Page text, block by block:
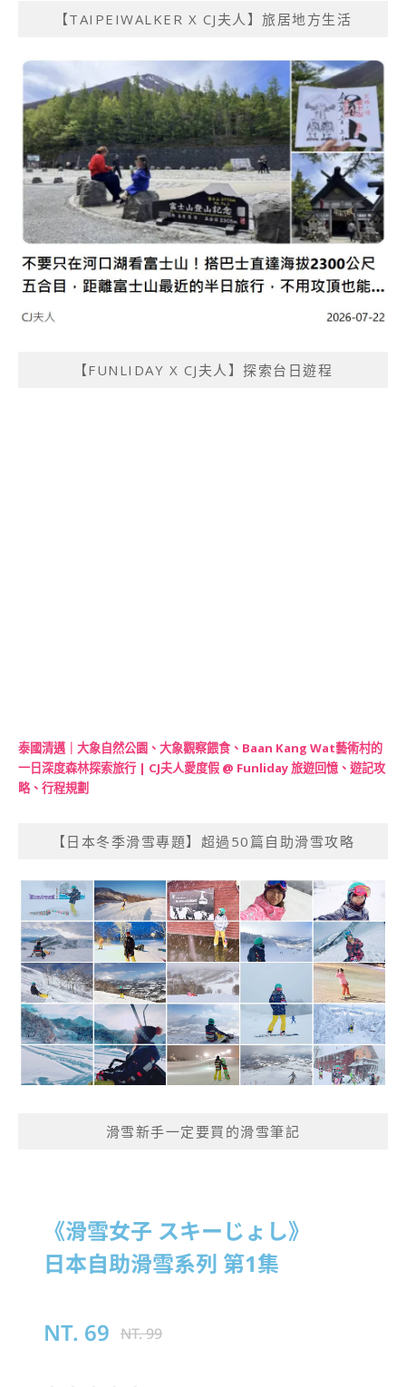
【TAIPEIWALKER X CJ夫人】旅居地方生活
【FUNLIDAY X CJ夫人】探索台日遊程
泰國清邁｜大象自然公園、大象觀察餵食、Baan Kang Wat藝術村的
一日深度森林探索旅行 | CJ夫人愛度假 @ Funliday 旅遊回憶、遊記攻
略、行程規劃
【日本冬季滑雪專題】超過50篇自助滑雪攻略
滑雪新手一定要買的滑雪筆記